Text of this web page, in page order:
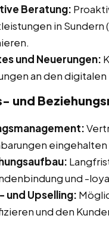
Beratung:
in Sundern
und Neuerungen:
an den
und
und -
und Upselling:
und den